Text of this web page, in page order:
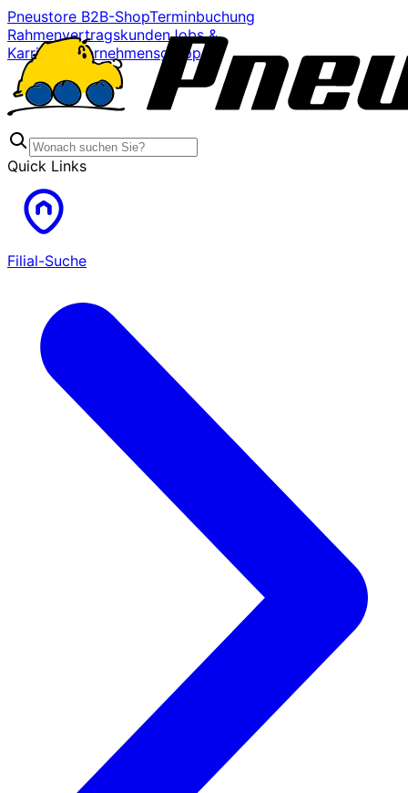
Pneustore B2B-ShopTerminbuchung
RahmenvertragskundenJobs &
Karriere
Unternehmensgruppe
Quick Links
Filial-Suche